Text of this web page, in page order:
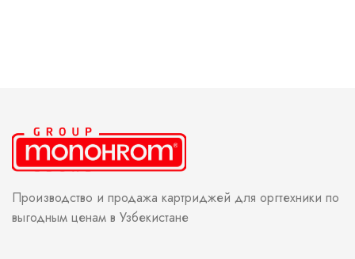
Производство и продажа картриджей для оргтехники по
выгодным ценам в Узбекистане